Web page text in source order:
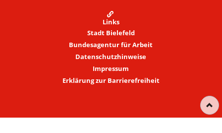
Links
Stadt Bielefeld
Bundesagentur für Arbeit
Datenschutzhinweise
Impressum
Erklärung zur Barrierefreiheit